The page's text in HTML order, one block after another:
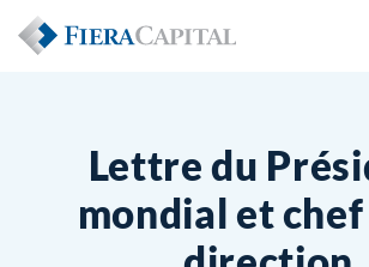
Lettre du
mondial et chef